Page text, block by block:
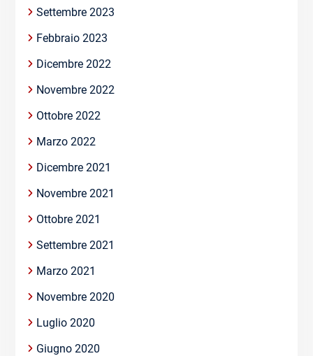
Settembre 2023
Febbraio 2023
Dicembre 2022
Novembre 2022
Ottobre 2022
Marzo 2022
Dicembre 2021
Novembre 2021
Ottobre 2021
Settembre 2021
Marzo 2021
Novembre 2020
Luglio 2020
Giugno 2020